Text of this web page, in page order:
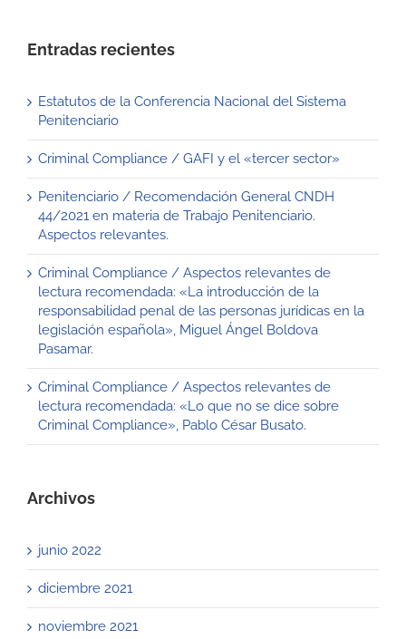
Entradas recientes
Estatutos de la Conferencia Nacional del Sistema
Penitenciario
Criminal Compliance / GAFI y el «tercer sector»
Penitenciario / Recomendación General CNDH
44/2021 en materia de Trabajo Penitenciario.
Aspectos relevantes.
Criminal Compliance / Aspectos relevantes de
lectura recomendada: «La introducción de la
responsabilidad penal de las personas jurídicas en la
legislación española», Miguel Ángel Boldova
Pasamar.
Criminal Compliance / Aspectos relevantes de
lectura recomendada: «Lo que no se dice sobre
Criminal Compliance», Pablo César Busato.
Archivos
junio 2022
diciembre 2021
noviembre 2021